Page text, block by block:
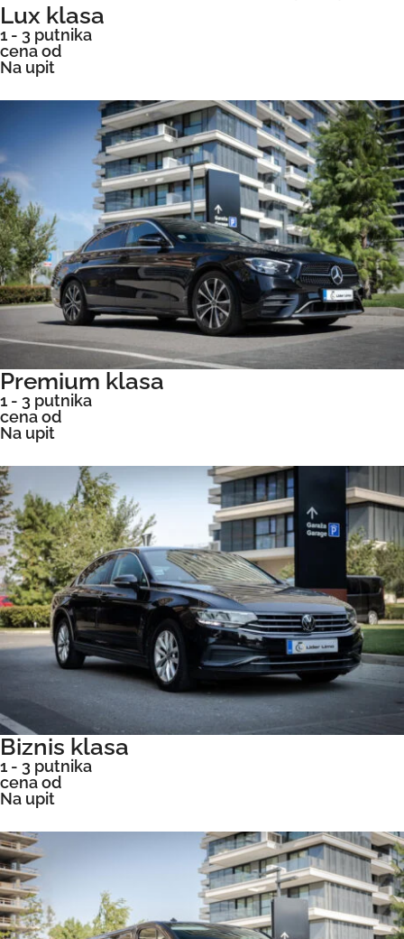
Lux klasa
1 - 3 putnika
cena od
Na upit
Premium klasa
1 - 3 putnika
cena od
Na upit
Biznis klasa
1 - 3 putnika
cena od
Na upit